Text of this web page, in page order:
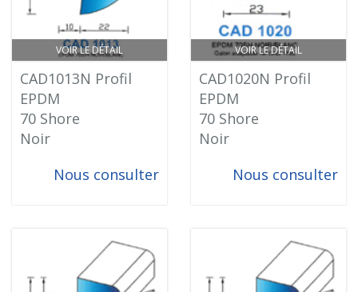
VOIR LE DÉTAIL
CAD1013N Profil
EPDM
70 Shore
Noir
Nous consulter
VOIR LE DÉTAIL
CAD1020N Profil
EPDM
70 Shore
Noir
Nous consulter